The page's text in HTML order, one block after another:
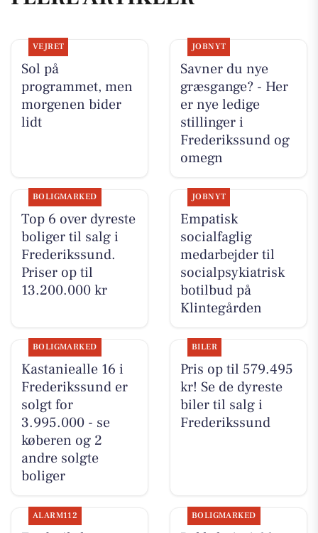
VEJRET
Sol på
programmet, men
morgenen bider
lidt
JOBNYT
Savner du nye
græsgange? - Her
er nye ledige
stillinger i
Frederikssund og
omegn
BOLIGMARKED
Top 6 over dyreste
boliger til salg i
Frederikssund.
Priser op til
13.200.000 kr
JOBNYT
Empatisk
socialfaglig
medarbejder til
socialpsykiatrisk
botilbud på
Klintegården
BOLIGMARKED
Kastaniealle 16 i
Frederikssund er
solgt for
3.995.000 - se
køberen og 2
andre solgte
boliger
BILER
Pris op til 579.495
kr! Se de dyreste
biler til salg i
Frederikssund
ALARM112 BOLIGMARKED